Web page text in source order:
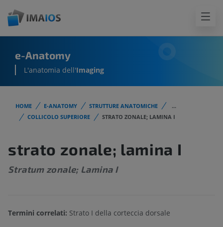
e-Anatomy
L'anatomia dell'Imaging
HOME E-ANATOMY STRUTTURE ANATOMICHE
...
COLLICOLO SUPERIORE
STRATO ZONALE; LAMINA I
strato zonale; lamina I
Stratum zonale; Lamina I
Termini correlati: Strato I della corteccia dorsale